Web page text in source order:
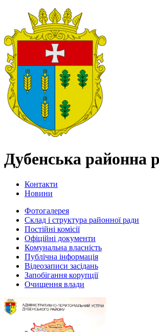
Дубенська районна
Контакти
Новини
Фотогалерея
Склад і структура районної ради
Постійні комісії
Офіційні документи
Комунальна власність
Публічна інформація
Відеозаписи засідань
Запобігання корупції
Очищення влади